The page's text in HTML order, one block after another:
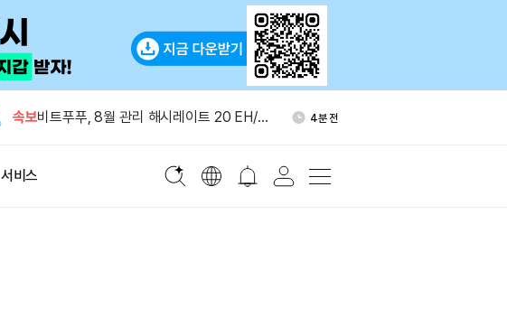
속보
폴리마켓, 9월 美 금리 0.25%p 인상 확
47분 전
비트푸푸, 8월 관리 해시레이트 20 EH/s
4분 전
서비스